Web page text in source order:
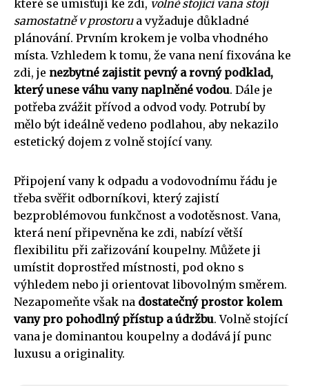
které se umisťují ke zdi, volně stojící vana stojí
samostatně v prostorua vyžaduje důkladné
plánování. Prvním krokem je volba vhodného
místa. Vzhledem k tomu, že vana není fixována ke
zdi, je nezbytné zajistit pevný a rovný podklad,
který unese váhu vany naplněné vodou. Dále je
potřeba zvážit přívod a odvod vody. Potrubí by
mělo být ideálně vedeno podlahou, aby nekazilo
estetický dojem z volně stojící vany.
Připojení vany k odpadu a vodovodnímu řádu je
třeba svěřit odborníkovi, který zajistí
bezproblémovou funkčnost a vodotěsnost. Vana,
která není připevněna ke zdi, nabízí větší
flexibilitu při zařizování koupelny. Můžete ji
umístit doprostřed místnosti, pod okno s
výhledem nebo ji orientovat libovolným směrem.
Nezapomeňte však na dostatečný prostor kolem
vany pro pohodlný přístup a údržbu. Volně stojící
vana je dominantou koupelny a dodává jí punc
luxusu a originality.